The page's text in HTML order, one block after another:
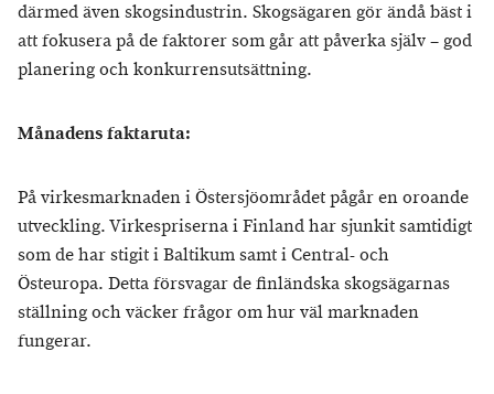
därmed även skogsindustrin. Skogsägaren gör ändå bäst i
att fokusera på de faktorer som går att påverka själv – god
planering och konkurrensutsättning.
Månadens faktaruta:
På virkesmarknaden i Östersjöområdet pågår en oroande
utveckling. Virkespriserna i Finland har sjunkit samtidigt
som de har stigit i Baltikum samt i Central- och
Östeuropa. Detta försvagar de finländska skogsägarnas
ställning och väcker frågor om hur väl marknaden
fungerar.